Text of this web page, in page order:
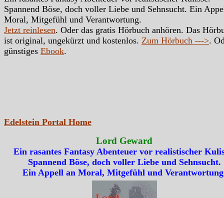
Spannend Böse, doch voller Liebe und Sehnsucht. Ein
Moral, Mitgefühl und Verantwortung.
Jetzt reinlesen. Oder das gratis Hörbuch anhören. Das
ist original, ungekürzt und kostenlos. Zum Hörbuch --->.
günstiges Ebook.
Edelstein Portal Home
Lord Geward
Ein rasantes Fantasy Abenteuer vor realistischer
Spannend Böse, doch voller Liebe und Sehnsucht.
Ein Appell an Moral, Mitgefühl und